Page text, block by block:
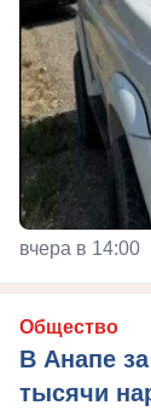
вчера в 14:00
Общество
В Анапе
тысячи